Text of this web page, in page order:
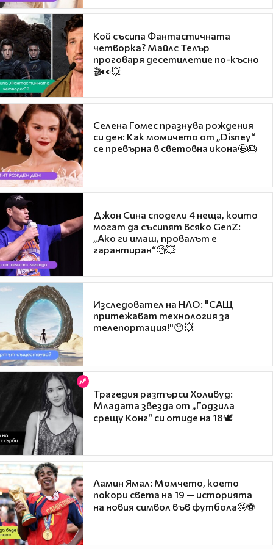
Кой съсипа Фантастичната
четворка? Майлс Телър
проговаря десетилетие по-късно
🎬👀💥
Селена Гомес празнува рождения
си ден: Как момичето от „Disney“
се превърна в световна икона🤩🎂
Джон Сина сподели 4 неща, които
могат да съсипят всяко GenZ:
„Ако ги имаш, провалът е
гарантиран“🧐💥
Изследовател на НЛО: "САЩ
притежават технология за
телепортация!"😯💥
Трагедия разтърси Холивуд:
Младата звезда от „Годзила
срещу Конг“ си отиде на 18🕊️
Ламин Ямал: Момчето, което
покори света на 19 — историята
на новия символ във футбола🤩⚽